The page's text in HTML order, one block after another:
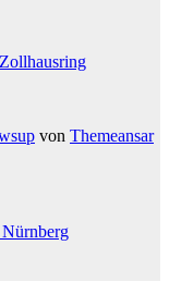
von Themeansar